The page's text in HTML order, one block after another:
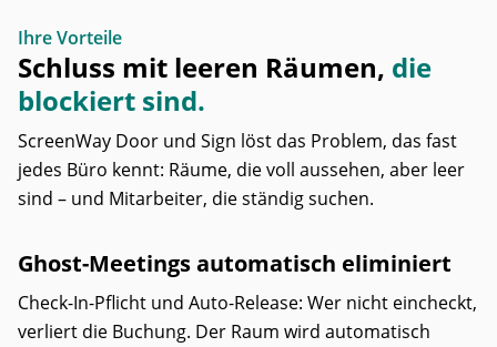
Ihre Vorteile
Schluss mit leeren Räumen, die
blockiert sind.
ScreenWay Door und Sign löst das Problem, das fast
jedes Büro kennt: Räume, die voll aussehen, aber leer
sind – und Mitarbeiter, die ständig suchen.
Ghost-Meetings automatisch eliminiert
Check-In-Pflicht und Auto-Release: Wer nicht eincheckt,
verliert die Buchung. Der Raum wird automatisch